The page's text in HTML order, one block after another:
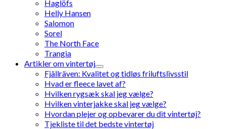
Haglöfs
Helly Hansen
Salomon
Sorel
The North Face
Trangia
Artikler om vintertøj
Fjällräven: Kvalitet og tidløs friluftslivsstil
Hvad er fleece lavet af?
Hvilken rygsæk skal jeg vælge?
Hvilken vinterjakke skal jeg vælge?
Hvordan plejer og opbevarer du dit vintertøj?
Tjekliste til det bedste vintertøj